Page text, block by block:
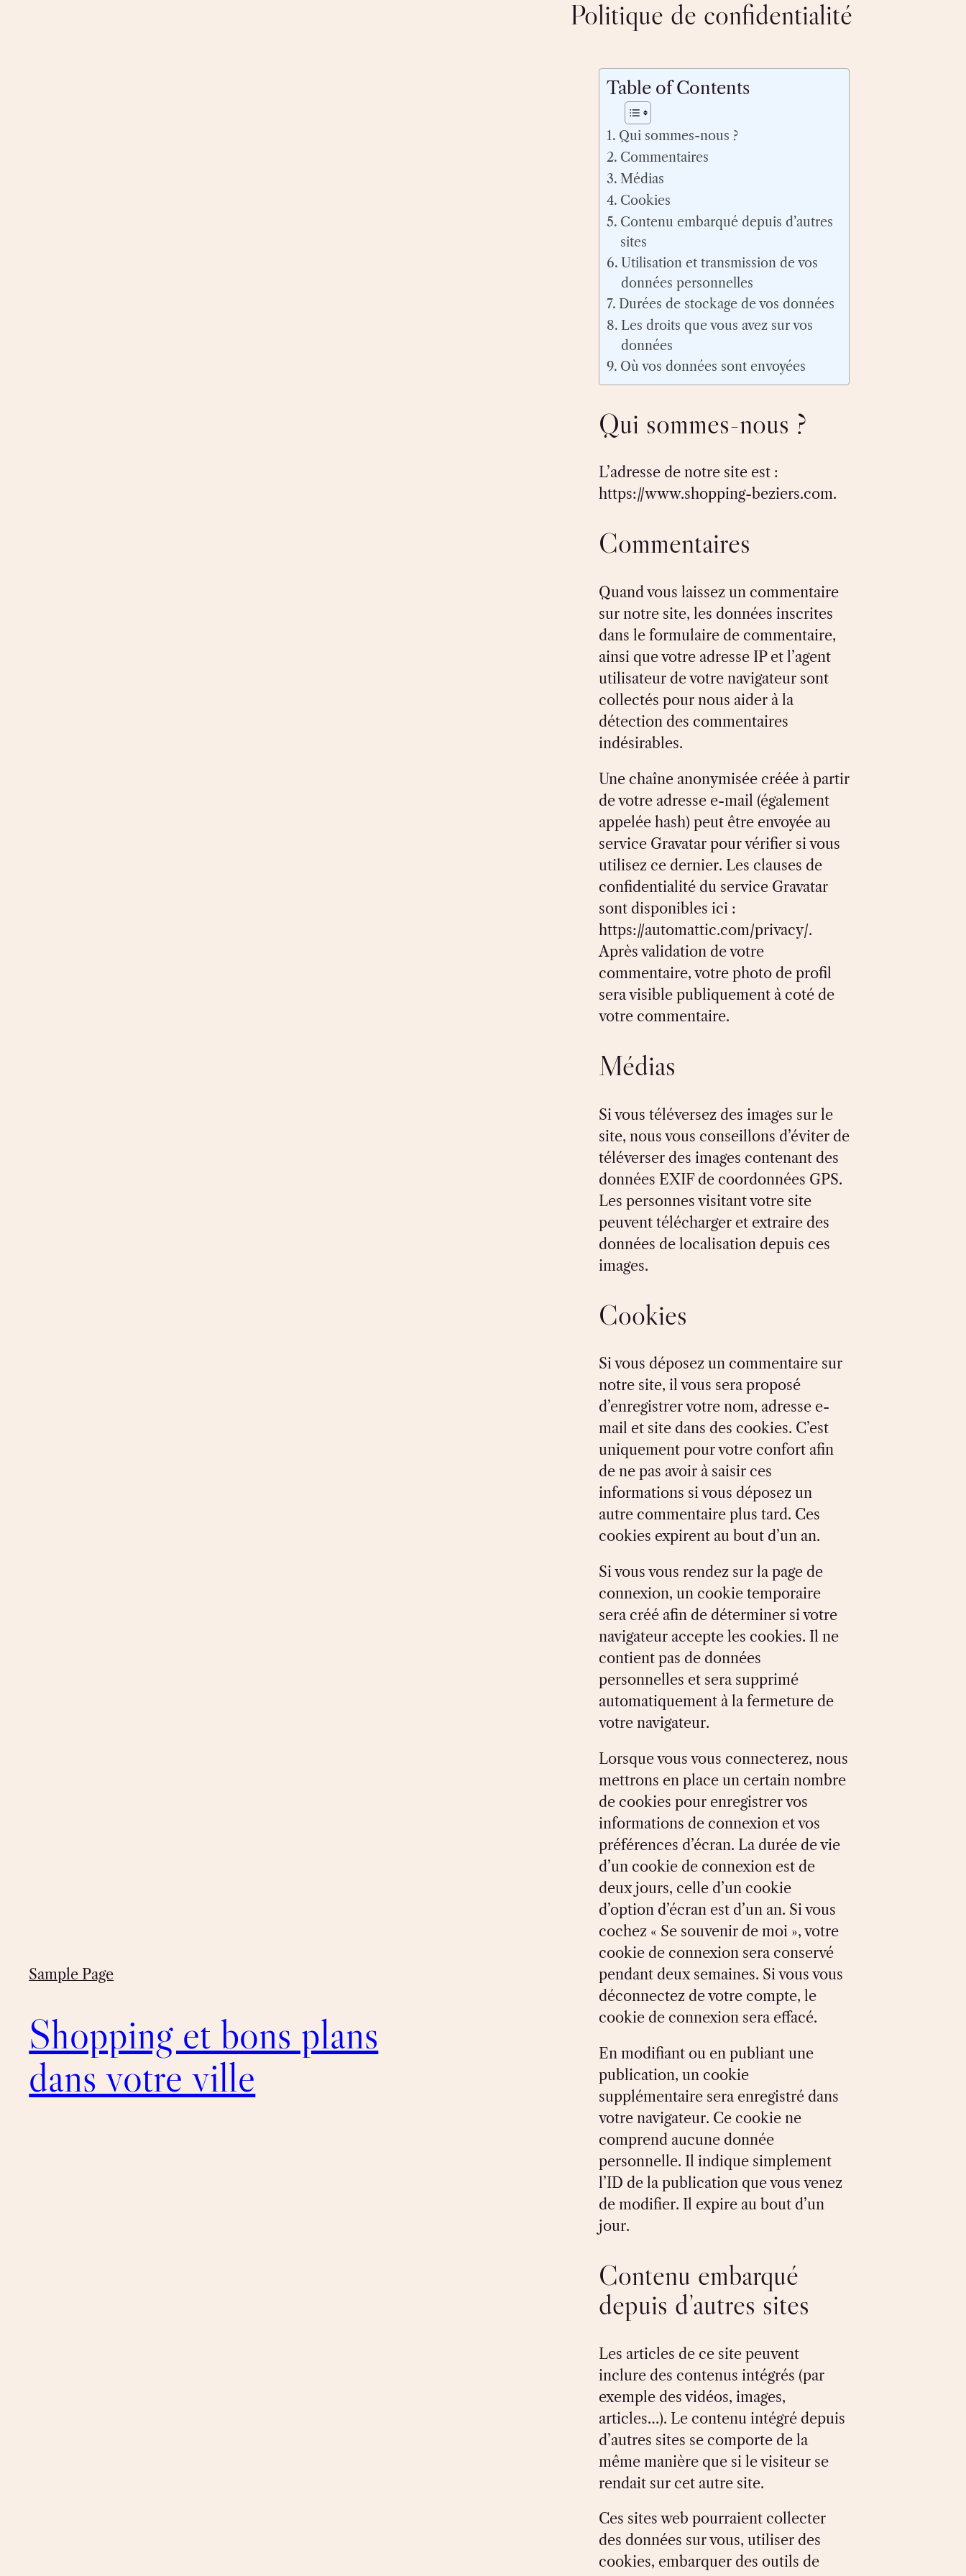
Sample Page
Shopping et bons plans
dans votre ville
Politique de confidentialité
Table of Contents
Qui sommes-nous ?
Commentaires
Médias
Cookies
Contenu embarqué depuis d’autres
sites
Utilisation et transmission de vos
données personnelles
Durées de stockage de vos données
Les droits que vous avez sur vos
données
Où vos données sont envoyées
Qui sommes-nous ?
L’adresse de notre site est :
https://www.shopping-beziers.com.
Commentaires
Quand vous laissez un commentaire
sur notre site, les données inscrites
dans le formulaire de commentaire,
ainsi que votre adresse IP et l’agent
utilisateur de votre navigateur sont
collectés pour nous aider à la
détection des commentaires
indésirables.
Une chaîne anonymisée créée à partir
de votre adresse e-mail (également
appelée hash) peut être envoyée au
service Gravatar pour vérifier si vous
utilisez ce dernier. Les clauses de
confidentialité du service Gravatar
sont disponibles ici :
https://automattic.com/privacy/.
Après validation de votre
commentaire, votre photo de profil
sera visible publiquement à coté de
votre commentaire.
Médias
Si vous téléversez des images sur le
site, nous vous conseillons d’éviter de
téléverser des images contenant des
données EXIF de coordonnées GPS.
Les personnes visitant votre site
peuvent télécharger et extraire des
données de localisation depuis ces
images.
Cookies
Si vous déposez un commentaire sur
notre site, il vous sera proposé
d’enregistrer votre nom, adresse e-
mail et site dans des cookies. C’est
uniquement pour votre confort afin
de ne pas avoir à saisir ces
informations si vous déposez un
autre commentaire plus tard. Ces
cookies expirent au bout d’un an.
Si vous vous rendez sur la page de
connexion, un cookie temporaire
sera créé afin de déterminer si votre
navigateur accepte les cookies. Il ne
contient pas de données
personnelles et sera supprimé
automatiquement à la fermeture de
votre navigateur.
Lorsque vous vous connecterez, nous
mettrons en place un certain nombre
de cookies pour enregistrer vos
informations de connexion et vos
préférences d’écran. La durée de vie
d’un cookie de connexion est de
deux jours, celle d’un cookie
d’option d’écran est d’un an. Si vous
cochez « Se souvenir de moi », votre
cookie de connexion sera conservé
pendant deux semaines. Si vous vous
déconnectez de votre compte, le
cookie de connexion sera effacé.
En modifiant ou en publiant une
publication, un cookie
supplémentaire sera enregistré dans
votre navigateur. Ce cookie ne
comprend aucune donnée
personnelle. Il indique simplement
l’ID de la publication que vous venez
de modifier. Il expire au bout d’un
jour.
Contenu embarqué
depuis d’autres sites
Les articles de ce site peuvent
inclure des contenus intégrés (par
exemple des vidéos, images,
articles…). Le contenu intégré depuis
d’autres sites se comporte de la
même manière que si le visiteur se
rendait sur cet autre site.
Ces sites web pourraient collecter
des données sur vous, utiliser des
cookies, embarquer des outils de